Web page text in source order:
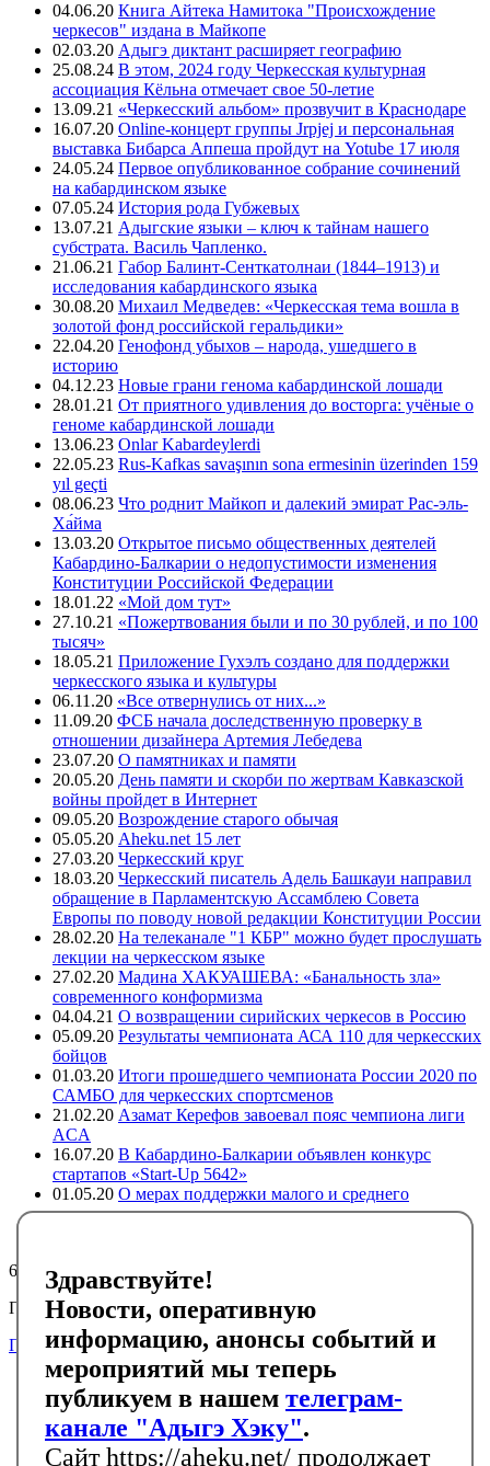
04.06.20 Книга Айтека Намитока "Происхождение
черкесов" издана в Майкопе
02.03.20 Адыгэ диктант расширяет географию
25.08.24 В этом, 2024 году Черкесская культурная
ассоциация Кёльна отмечает свое 50-летие
13.09.21 «Черкесский альбом» прозвучит в Краснодаре
16.07.20 Online-концерт группы Jrpjej и персональная
выставка Бибарса Аппеша пройдут на Yotube 17 июля
24.05.24 Первое опубликованное собрание сочинений
на кабардинском языке
07.05.24 История рода Губжевых
13.07.21 Адыгские языки – ключ к тайнам нашего
субстрата. Василь Чапленко.
21.06.21 Габор Балинт-Сенткатолнаи (1844–1913) и
исследования кабардинского языка
30.08.20 Михаил Медведев: «Черкесская тема вошла в
золотой фонд российской геральдики»
22.04.20 Генофонд убыхов – народа, ушедшего в
историю
04.12.23 Новые грани генома кабардинской лошади
28.01.21 От приятного удивления до восторга: учёные о
геноме кабардинской лошади
13.06.23 Onlar Kabardeylerdi
22.05.23 Rus-Kafkas savaşının sona ermesinin üzerinden 159
yıl geçti
08.06.23 Что роднит Майкоп и далекий эмират Рас-эль-
Ха́йма
13.03.20 Открытое письмо общественных деятелей
Кабардино-Балкарии о недопустимости изменения
Конституции Российской Федерации
18.01.22 «Мой дом тут»
27.10.21 «Пожертвования были и по 30 рублей, и по 100
тысяч»
18.05.21 Приложение Гухэлъ создано для поддержки
черкесского языка и культуры
06.11.20 «Все отвернулись от них...»
11.09.20 ФСБ начала доследственную проверку в
отношении дизайнера Артемия Лебедева
23.07.20 О памятниках и памяти
20.05.20 День памяти и скорби по жертвам Кавказской
войны пройдет в Интернет
09.05.20 Возрождение старого обычая
05.05.20 Aheku.net 15 лет
27.03.20 Черкесский круг
18.03.20 Черкесский писатель Адель Башкауи направил
обращение в Парламентскую Ассамблею Совета
Европы по поводу новой редакции Конституции России
28.02.20 На телеканале "1 КБР" можно будет прослушать
лекции на черкесском языке
27.02.20 Мадина ХАКУАШЕВА: «Банальность зла»
современного конформизма
04.04.21 О возвращении сирийских черкесов в Россию
05.09.20 Результаты чемпионата АСА 110 для черкесских
бойцов
01.03.20 Итоги прошедшего чемпионата России 2020 по
САМБО для черкесских спортсменов
21.02.20 Азамат Керефов завоевал пояс чемпиона лиги
ACA
16.07.20 В Кабардино-Балкарии объявлен конкурс
стартапов «Start-Up 5642»
01.05.20 О мерах поддержки малого и среднего
предпринимательства в регионах компактного
6472
Подписывайтесь на черкесский инфоканал в Telegram
Подписаться
Главная
Новости
События
Библиотека
Галерея
Здравствуйте!
Новости, оперативную
информацию, анонсы событий и
мероприятий мы теперь
публикуем в нашем телеграм-
канале "Адыгэ Хэку".
Сайт https://aheku.net/ продолжает